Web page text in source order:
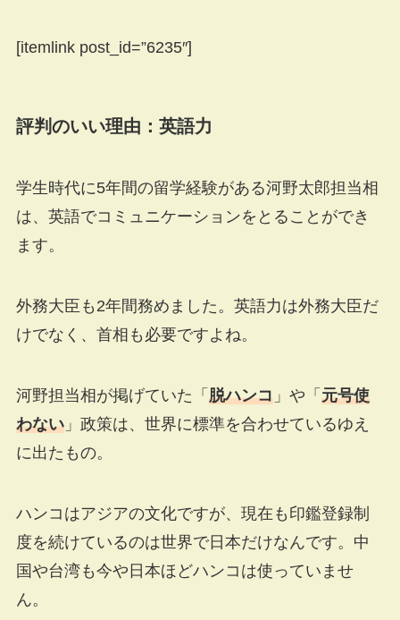
[itemlink post_id=”6235″]
評判のいい理由：英語力
学生時代に5年間の留学経験がある河野太郎担当相
は、英語でコミュニケーションをとることができ
ます。
外務大臣も2年間務めました。英語力は外務大臣だ
けでなく、首相も必要ですよね。
河野担当相が掲げていた「 脱ハンコ」や「 元号使
わない」政策は、世界に標準を合わせているゆえ
に出たもの。
ハンコはアジアの文化ですが、現在も印鑑登録制
度を続けているのは世界で日本だけなんです。中
国や台湾も今や日本ほどハンコは使っていませ
ん。